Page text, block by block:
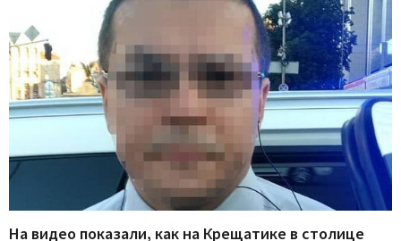
На видео показали, как на Крещатике в столице